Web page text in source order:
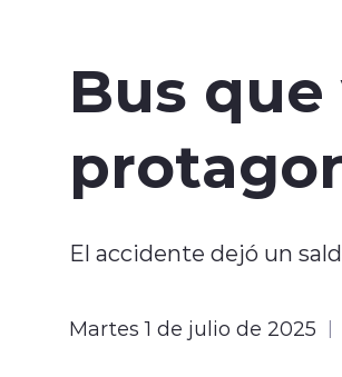
Bus
El accidente dejó un
Martes 1 de julio de 2025